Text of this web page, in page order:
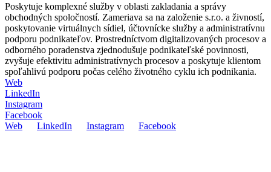
Poskytuje komplexné služby v oblasti zakladania a správy
obchodných spoločností. Zameriava sa na založenie s.r.o. a živností,
poskytovanie virtuálnych sídiel, účtovnícke služby a administratívnu
podporu podnikateľov. Prostredníctvom digitalizovaných procesov a
odborného poradenstva zjednodušuje podnikateľské povinnosti,
zvyšuje efektivitu administratívnych procesov a poskytuje klientom
spoľahlivú podporu počas celého životného cyklu ich podnikania.
Web
LinkedIn
Instagram
Facebook
Web
LinkedIn Instagram Facebook